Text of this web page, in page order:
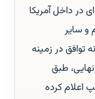
در داخل آمریکا
و سایر
توافق در زمینه
طبق
ترامپ اعلام کرده